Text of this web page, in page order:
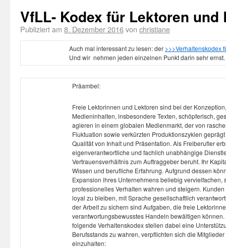
VfLL- Kodex für Lektoren und
Publiziert am 8. Dezember 2016von christiane
Auch mal interessant zu lesen: der >>>Verhaltenskodex
Und wir nehmen jeden einzelnen Punkt darin sehr ernst.
Präambel:
Freie Lektorinnen und Lektoren sind bei der
Medieninhalten, insbesondere Texten, schöpferisch,
agieren in einem globalen Medienmarkt, der von
Fluktuation sowie verkürzten Produktionszyklen
Qualität von Inhalt und Präsentation. Als Freiberufler
eigenverantwortliche und fachlich unabhängige
Vertrauensverhältnis zum Auftraggeber beruht. Ihr
Wissen und berufliche Erfahrung. Aufgrund dessen
Expansion ihres Unternehmens beliebig vervielfachen,
professionelles Verhalten wahren und steigern.
loyal zu bleiben, mit Sprache gesellschaftlich
der Arbeit zu sichern sind Aufgaben, die freie
verantwortungsbewusstes Handeln bewältigen
folgende Verhaltenskodex stellen dabei eine
Berufsstands zu wahren, verpflichten sich die
einzuhalten: